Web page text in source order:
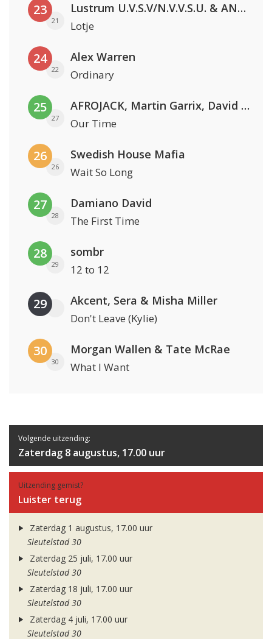
23
21
Lustrum U.V.S.V/N.V.V.S.U. & ANNO ONS & Jopke van Dobbenburgh & Roeland Beelen
Lotje
24
22
Alex Warren
Ordinary
25
27
AFROJACK, Martin Garrix, David Guetta & Amél
Our Time
26
26
Swedish House Mafia
Wait So Long
27
28
Damiano David
The First Time
28
29
sombr
12 to 12
29 Akcent, Sera & Misha Miller
Don't Leave (Kylie)
30
30
Morgan Wallen & Tate McRae
What I Want
Volgende uitzending:
Zaterdag 8 augustus, 17.00 uur
Uitzending gemist?
Luister terug
Zaterdag 1 augustus, 17.00 uur
Sleutelstad 30
Zaterdag 25 juli, 17.00 uur
Sleutelstad 30
Zaterdag 18 juli, 17.00 uur
Sleutelstad 30
Zaterdag 4 juli, 17.00 uur
Sleutelstad 30